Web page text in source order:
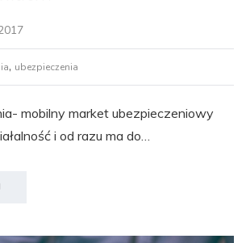
, ubezpieczenia
mobilny market ubezpieczeniowy
i od razu ma do…